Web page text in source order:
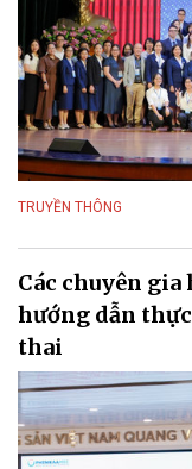
TRUYỀN THÔNG
Các chuyên
hướng dẫn
thai